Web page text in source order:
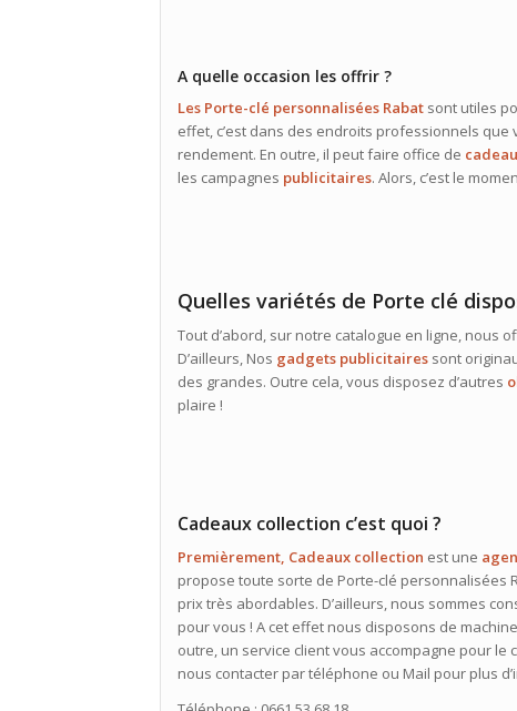
A quelle occasion les offrir ?
Les Porte-clé personnalisées Rabat sont utiles
effet, c’est dans des endroits professionnels
rendement. En outre, il peut faire office de
les campagnes publicitaires. Alors, c’est le
Quelles variétés de Porte clé
Tout d’abord, sur notre catalogue en ligne, nous
D’ailleurs, Nos gadgets publicitaires sont
des grandes. Outre cela, vous disposez d’autres
plaire !
Cadeaux collection c’est quoi ?
Premièrement, Cadeaux collection est une
propose toute sorte de Porte-clé personnalisées
prix très abordables. D’ailleurs, nous sommes
pour vous ! A cet effet nous disposons de
outre, un service client vous accompagne pour le
nous contacter par téléphone ou Mail pour plus